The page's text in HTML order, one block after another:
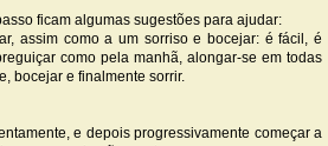
ficam algumas sugestões para ajudar:
assim como a um sorriso e bocejar: é fácil, é
como pela manhã, alongar-se em todas
bocejar e finalmente sorrir.
e depois progressivamente começar a